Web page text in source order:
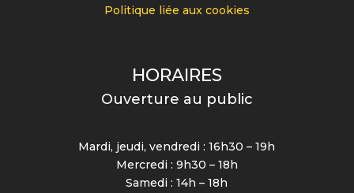
Politique liée aux cookies
HORAIRES
Ouverture au public
Mardi, jeudi, vendredi : 16h30 – 19h
Mercredi : 9h30 – 18h
Samedi : 14h – 18h